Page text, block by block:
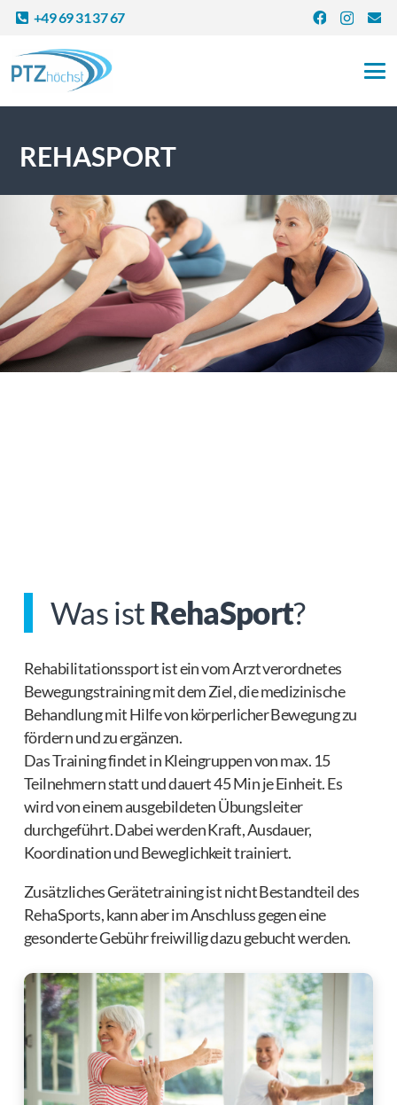
+49 69 31 37 67
REHASPORT
Was istRehaSport?
Rehabilitationssport ist ein vom Arzt verordnetes
Bewegungstraining mit dem Ziel, die medizinische
Behandlung mit Hilfe von körperlicher Bewegung zu
fördern und zu ergänzen.
Das Training findet in Kleingruppen von max. 15
Teilnehmern statt und dauert 45 Min je Einheit. Es
wird von einem ausgebildeten Übungsleiter
durchgeführt. Dabei werden Kraft, Ausdauer,
Koordination und Beweglichkeit trainiert.
Zusätzliches Gerätetraining ist nicht Bestandteil des
RehaSports, kann aber im Anschluss gegen eine
gesonderte Gebühr freiwillig dazu gebucht werden.